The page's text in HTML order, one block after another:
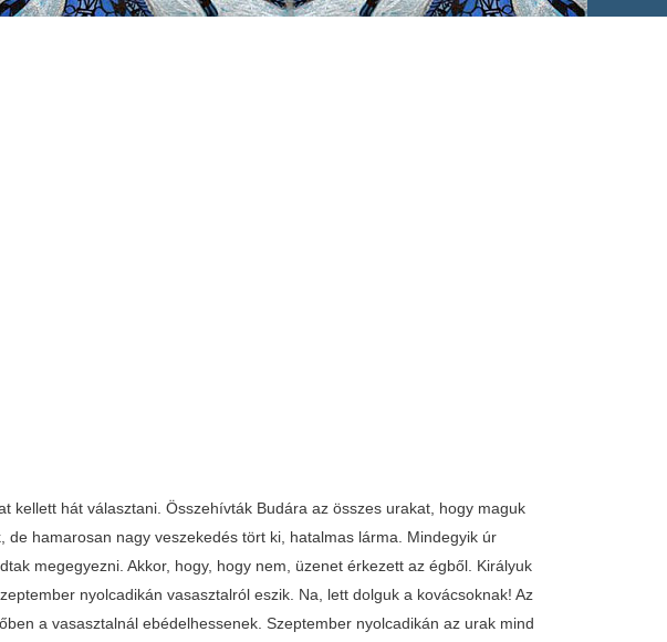
kellett hát választani. Összehívták Budára az összes urakat, hogy maguk
hamarosan nagy veszekedés tört ki, hatalmas lárma. Mindegyik úr
megegyezni. Akkor, hogy, hogy nem, üzenet érkezett az égből. Királyuk
nyolcadikán vasasztalról eszik. Na, lett dolguk a kovácsoknak! Az
a vasasztalnál ebédelhessenek. Szeptember nyolcadikán az urak mind